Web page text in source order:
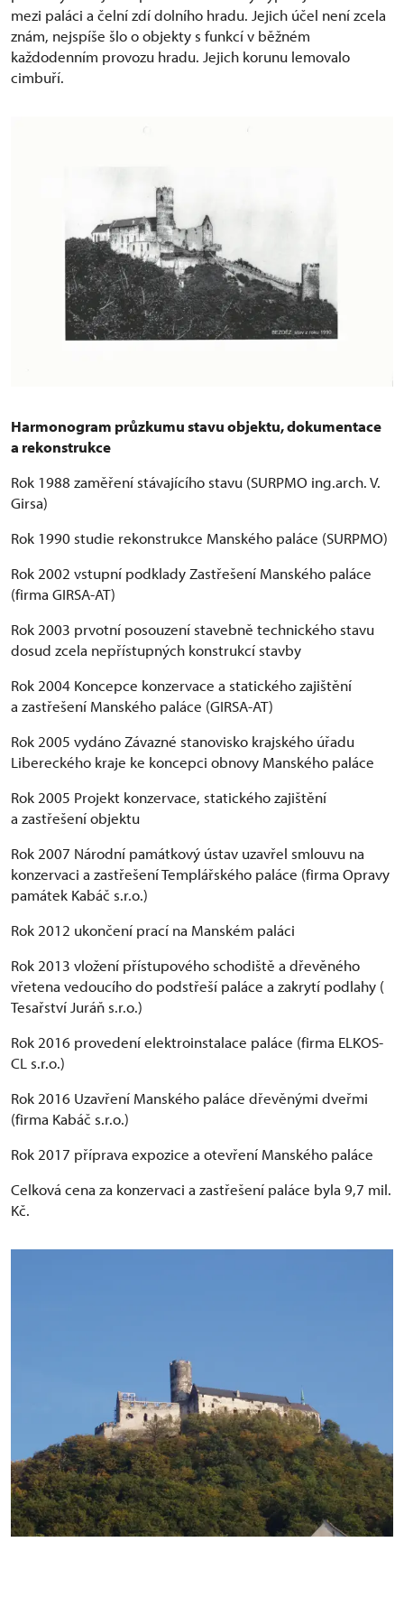
mezi paláci a čelní zdí dolního hradu. Jejich účel není zcela
znám, nejspíše šlo o objekty s funkcí v běžném
každodenním provozu hradu. Jejich korunu lemovalo
cimbuří.
Harmonogram průzkumu stavu objektu, dokumentace
a rekonstrukce
Rok 1988 zaměření stávajícího stavu (SURPMO ing.arch. V.
Girsa)
Rok 1990 studie rekonstrukce Manského paláce (SURPMO)
Rok 2002 vstupní podklady Zastřešení Manského paláce
(firma GIRSA-AT)
Rok 2003 prvotní posouzení stavebně technického stavu
dosud zcela nepřístupných konstrukcí stavby
Rok 2004 Koncepce konzervace a statického zajištění
a zastřešení Manského paláce (GIRSA-AT)
Rok 2005 vydáno Závazné stanovisko krajského úřadu
Libereckého kraje ke koncepci obnovy Manského paláce
Rok 2005 Projekt konzervace, statického zajištění
a zastřešení objektu
Rok 2007 Národní památkový ústav uzavřel smlouvu na
konzervaci a zastřešení Templářského paláce (firma Opravy
památek Kabáč s.r.o.)
Rok 2012 ukončení prací na Manském paláci
Rok 2013 vložení přístupového schodiště a dřevěného
vřetena vedoucího do podstřeší paláce a zakrytí podlahy (
Tesařství Juráň s.r.o.)
Rok 2016 provedení elektroinstalace paláce (firma ELKOS-
CL s.r.o.)
Rok 2016 Uzavření Manského paláce dřevěnými dveřmi
(firma Kabáč s.r.o.)
Rok 2017 příprava expozice a otevření Manského paláce
Celková cena za konzervaci a zastřešení paláce byla 9,7 mil.
Kč.